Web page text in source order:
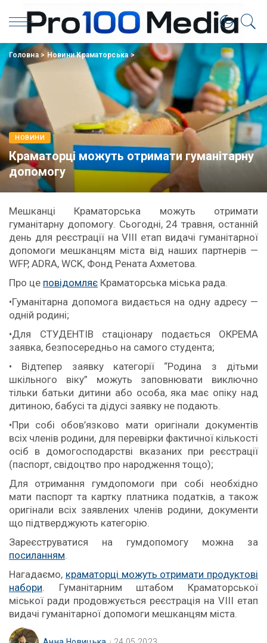
Головна> Новини Краматорська>
НОВИНИ
Краматорці можуть отримати гуманітарну
допомогу
Мешканці Краматорська можуть отримати
гуманітарну допомогу. Сьогодні, 24 травня, останній
день для реєстрації на VІІІ етап видачі гуманітарної
допомоги мешканцям міста від наших партнерів —
WFP, ADRA, WCK, Фонд Рената Ахметова.
Про це повідомляє Краматорська міська рада.
•Гуманітарна допомога видається на одну адресу —
одній родині;
•Для СТУДЕНТІВ стаціонару подається ОКРЕМА
заявка, безпосередньо на самого студента;
• Відтепер заявку категорії “Родина з дітьми
шкільного віку” можуть заповнювати виключно
тільки батьки дитини або особа, яка має опіку над
дитиною, бабусі та дідусі заявку не подають.
•При собі обов’язково мати оригінали документів
всіх членів родини, для перевірки фактичної кількості
осіб в домогосподарстві вказаних при реєстрації
(паспорт, свідоцтво про народження тощо);
Для отримання гумдопомоги при собі необхідно
мати паспорт та картку платника податків, а також
оригінали всіх заявлених членів родини, документи
що підтверджують категорію.
Зареєструватися на гумдопомогу можна за
посиланням.
Нагадаємо, краматорці можуть отримати продуктові
набори. Гуманітарним штабом Краматорської
міської ради продовжується реєстрація на VІІІ етап
видачі гуманітарної допомоги мешканцям міста.